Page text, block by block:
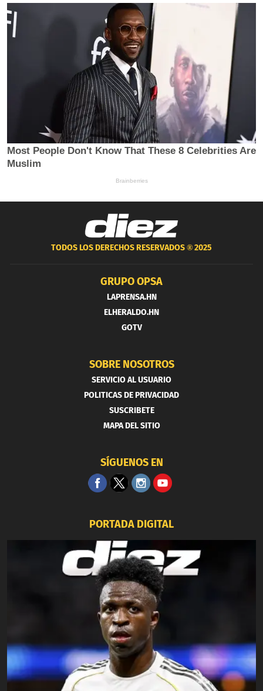
TODOS LOS DERECHOS RESERVADOS ®2025
GRUPO OPSA
LAPRENSA.HN
ELHERALDO.HN
GOTV
SOBRE NOSOTROS
SERVICIO AL USUARIO
POLITICAS DE PRIVACIDAD
SUSCRIBETE
MAPA DEL SITIO
SÍGUENOS EN
PORTADA DIGITAL